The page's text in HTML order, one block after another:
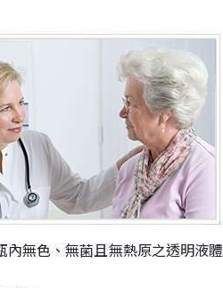
無色、無菌且無熱原之透明液